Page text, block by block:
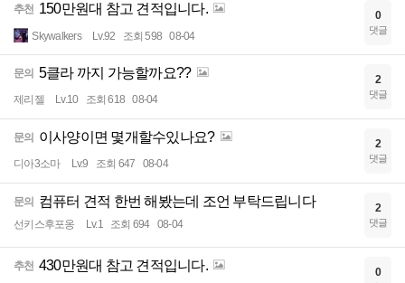
추천 150만원대 참고 견적입니다.
Skywalkers Lv.92 조회 598 08-04
0
댓글
문의 5클라 까지 가능할까요??
제리젤 Lv.10 조회 618 08-04
2
댓글
문의 이사양이면 몇개할수있나요?
디아3소마 Lv.9 조회 647 08-04
2
댓글
문의 컴퓨터 견적 한번 해봤는데 조언 부탁드립니다
선키스후포옹 Lv.1 조회 694 08-04
2
댓글
추천 430만원대 참고 견적입니다. 0